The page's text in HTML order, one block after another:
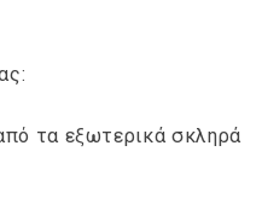
τα εξωτερικά σκληρά